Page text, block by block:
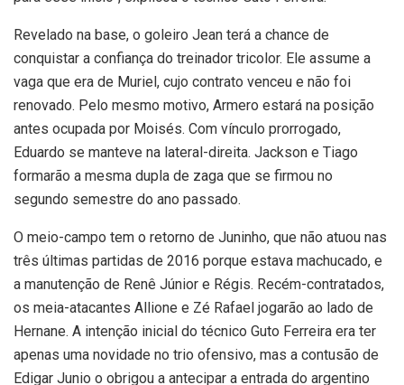
Revelado na base, o goleiro Jean terá a chance de
conquistar a confiança do treinador tricolor. Ele assume a
vaga que era de Muriel, cujo contrato venceu e não foi
renovado. Pelo mesmo motivo, Armero estará na posição
antes ocupada por Moisés. Com vínculo prorrogado,
Eduardo se manteve na lateral-direita. Jackson e Tiago
formarão a mesma dupla de zaga que se firmou no
segundo semestre do ano passado.
O meio-campo tem o retorno de Juninho, que não atuou nas
três últimas partidas de 2016 porque estava machucado, e
a manutenção de Renê Júnior e Régis. Recém-contratados,
os meia-atacantes Allione e Zé Rafael jogarão ao lado de
Hernane. A intenção inicial do técnico Guto Ferreira era ter
apenas uma novidade no trio ofensivo, mas a contusão de
Edigar Junio o obrigou a antecipar a entrada do argentino